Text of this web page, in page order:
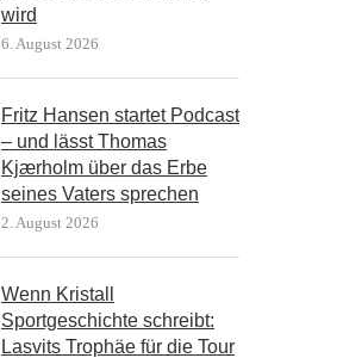
wird
6. August 2026
Fritz Hansen startet Podcast
– und lässt Thomas
Kjærholm über das Erbe
seines Vaters sprechen
2. August 2026
Wenn Kristall
Sportgeschichte schreibt:
Lasvits Trophäe für die Tour